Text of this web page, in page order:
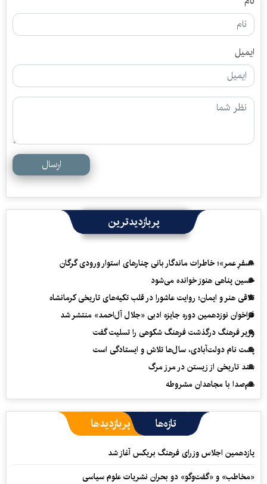
ایمیل
ارسال
پربازدیدترین
«سفرِ عمر»؛ خاطرات ماندگار بانی چنارهای استوار ورودی گرگان
حسین پناهی هنوز خوانده می‌شود
تلاقی هنر و ایمان؛ روایت عاشورا در قلب تکیه‌های تاریخی کرمانشاه
فراخوان نوزدهمین دوره جایزه ادبی «جلال آل‌احمد» منتشر شد
وزیر فرهنگ درگذشت فرهنگ شکوهی را تسلیت گفت
پشت نام دولت‌آبادی، سال‌ها تلاش و ایستادگی است
سند تاریخی از زیستن در مرز مرگ
هم‌صدا با مجاهدان مشروطه
تازه‌ها پربازدیدها
یازدهمین اجلاس وزرای فرهنگ بریکس آغاز شد
«مخاطب» و «گفت‌وگو» دو بحران نشریات علوم سیاسی